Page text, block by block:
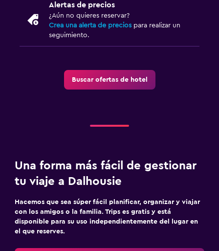
Protectores de enchufes
Salud y seguridad
Limpieza diaria
Cámaras CCTV en el exterior
Seguridad las 24 horas
Alertas de precios
¿Aún no quieres reservar?
Crea una alerta de precios para realizar un
seguimiento.
Buscar ofertas de hotel
Una forma más fácil de gestionar
tu viaje a Dalhousie
Hacemos que sea súper fácil planificar, organizar y viajar
con los amigos o la familia. Trips es gratis y está
disponible para su uso independientemente del lugar en
el que reserves.